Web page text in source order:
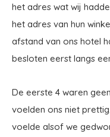
het adres wat wij
het adres van hun
afstand van ons hotel
besloten eerst langs
De eerste 4 waren
voelden ons niet
voelde alsof we